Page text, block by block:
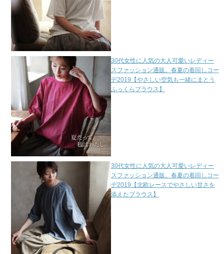
30代女性に人気の大人可愛いレディー
スファッション通販。春夏の着回しコー
デ2019【やさしい空気も一緒にまとう
ふっくらブラウス】
30代女性に人気の大人可愛いレディー
スファッション通販。春夏の着回しコー
デ2019【北欧レースでやさしい甘さを
添えたブラウス】